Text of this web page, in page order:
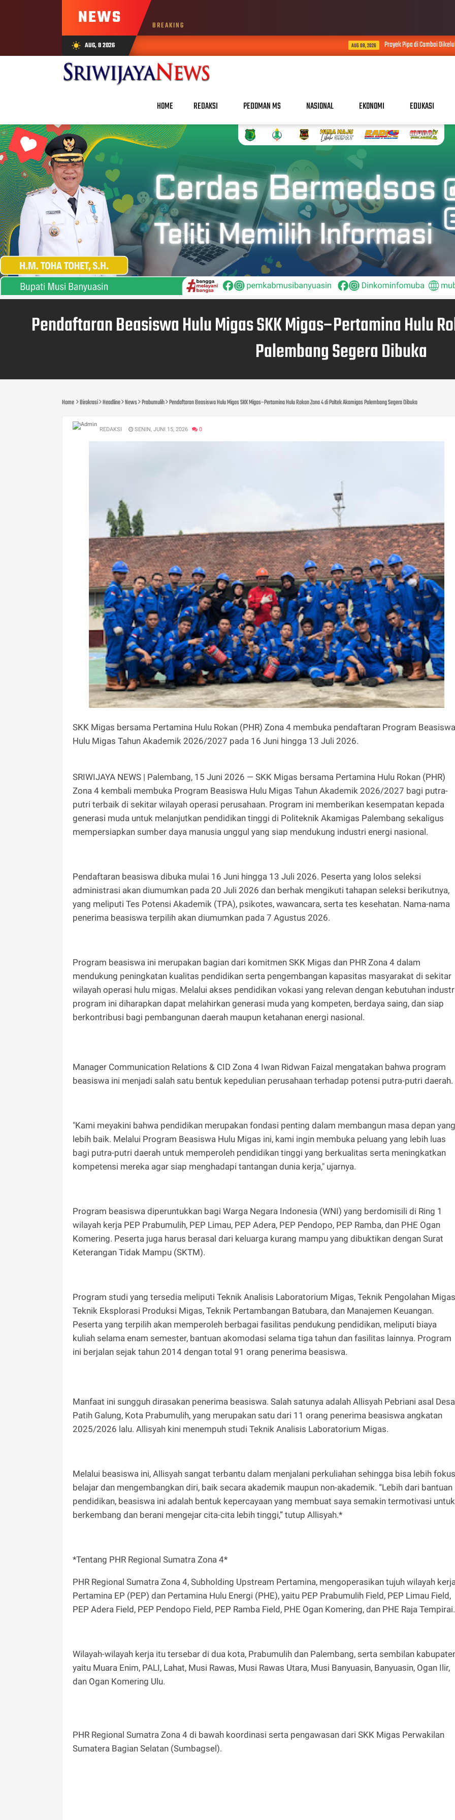
NEWS BREAKING
wb_sunny AUG, 8 2026 Proyek Pipa di Cambai Dikeluhkan Warga, Soroti
HOME REDAKSI PEDOMAN MS NASIONAL EKONOMI EDUKASI
Pendaftaran Beasiswa Hulu Migas SKK Migas–Pertamina Hulu
Palembang Segera Dibuka
Home Birokrasi Headline News Prabumulih Pendaftaran Beasiswa Hulu Migas SKK Migas–Pertamina Hulu Rokan Zona 4 di Poltek Akamigas Palembang Segera Dibuka
REDAKSI SENIN, JUNI 15, 2026 0
SKK Migas bersama Pertamina Hulu Rokan (PHR) Zona 4 membuka pendaftaran Program Beasiswa
Hulu Migas Tahun Akademik 2026/2027 pada 16 Juni hingga 13 Juli 2026.
SRIWIJAYA NEWS | Palembang, 15 Juni 2026 — SKK Migas bersama Pertamina Hulu Rokan (PHR)
Zona 4 kembali membuka Program Beasiswa Hulu Migas Tahun Akademik 2026/2027 bagi putra-
putri terbaik di sekitar wilayah operasi perusahaan. Program ini memberikan kesempatan kepada
generasi muda untuk melanjutkan pendidikan tinggi di Politeknik Akamigas Palembang sekaligus
mempersiapkan sumber daya manusia unggul yang siap mendukung industri energi nasional.
Pendaftaran beasiswa dibuka mulai 16 Juni hingga 13 Juli 2026. Peserta yang lolos seleksi
administrasi akan diumumkan pada 20 Juli 2026 dan berhak mengikuti tahapan seleksi berikutnya,
yang meliputi Tes Potensi Akademik (TPA), psikotes, wawancara, serta tes kesehatan. Nama-nama
penerima beasiswa terpilih akan diumumkan pada 7 Agustus 2026.
Program beasiswa ini merupakan bagian dari komitmen SKK Migas dan PHR Zona 4 dalam
mendukung peningkatan kualitas pendidikan serta pengembangan kapasitas masyarakat di sekitar
wilayah operasi hulu migas. Melalui akses pendidikan vokasi yang relevan dengan kebutuhan
program ini diharapkan dapat melahirkan generasi muda yang kompeten, berdaya saing, dan siap
berkontribusi bagi pembangunan daerah maupun ketahanan energi nasional.
Manager Communication Relations & CID Zona 4 Iwan Ridwan Faizal mengatakan bahwa program
beasiswa ini menjadi salah satu bentuk kepedulian perusahaan terhadap potensi putra-putri daerah.
"Kami meyakini bahwa pendidikan merupakan fondasi penting dalam membangun masa depan yang
lebih baik. Melalui Program Beasiswa Hulu Migas ini, kami ingin membuka peluang yang lebih luas
bagi putra-putri daerah untuk memperoleh pendidikan tinggi yang berkualitas serta meningkatkan
kompetensi mereka agar siap menghadapi tantangan dunia kerja," ujarnya.
Program beasiswa diperuntukkan bagi Warga Negara Indonesia (WNI) yang berdomisili di Ring 1
wilayah kerja PEP Prabumulih, PEP Limau, PEP Adera, PEP Pendopo, PEP Ramba, dan PHE Ogan
Komering. Peserta juga harus berasal dari keluarga kurang mampu yang dibuktikan dengan Surat
Keterangan Tidak Mampu (SKTM).
Program studi yang tersedia meliputi Teknik Analisis Laboratorium Migas, Teknik Pengolahan
Teknik Eksplorasi Produksi Migas, Teknik Pertambangan Batubara, dan Manajemen Keuangan.
Peserta yang terpilih akan memperoleh berbagai fasilitas pendukung pendidikan, meliputi biaya
kuliah selama enam semester, bantuan akomodasi selama tiga tahun dan fasilitas lainnya. Program
ini berjalan sejak tahun 2014 dengan total 91 orang penerima beasiswa.
Manfaat ini sungguh dirasakan penerima beasiswa. Salah satunya adalah Allisyah Pebriani asal Desa
Patih Galung, Kota Prabumulih, yang merupakan satu dari 11 orang penerima beasiswa angkatan
2025/2026 lalu. Allisyah kini menempuh studi Teknik Analisis Laboratorium Migas.
Melalui beasiswa ini, Allisyah sangat terbantu dalam menjalani perkuliahan sehingga bisa lebih fokus
belajar dan mengembangkan diri, baik secara akademik maupun non-akademik. “Lebih dari bantuan
pendidikan, beasiswa ini adalah bentuk kepercayaan yang membuat saya semakin termotivasi untuk
berkembang dan berani mengejar cita-cita lebih tinggi,” tutup Allisyah.*
*‎Tentang PHR Regional Sumatra Zona 4*
‎PHR Regional Sumatra Zona 4, Subholding Upstream Pertamina, mengoperasikan tujuh wilayah
Pertamina EP (PEP) dan Pertamina Hulu Energi (PHE), yaitu PEP Prabumulih Field, PEP Limau Field,
PEP Adera Field, PEP Pendopo Field, PEP Ramba Field, PHE Ogan Komering, dan PHE Raja Tempirai.
‎Wilayah-wilayah kerja itu tersebar di dua kota, Prabumulih dan Palembang, serta sembilan
yaitu Muara Enim, PALI, Lahat, Musi Rawas, Musi Rawas Utara, Musi Banyuasin, Banyuasin, Ogan Ilir,
dan Ogan Komering Ulu.
‎PHR Regional Sumatra Zona 4 di bawah koordinasi serta pengawasan dari SKK Migas Perwakilan
Sumatera Bagian Selatan (Sumbagsel).